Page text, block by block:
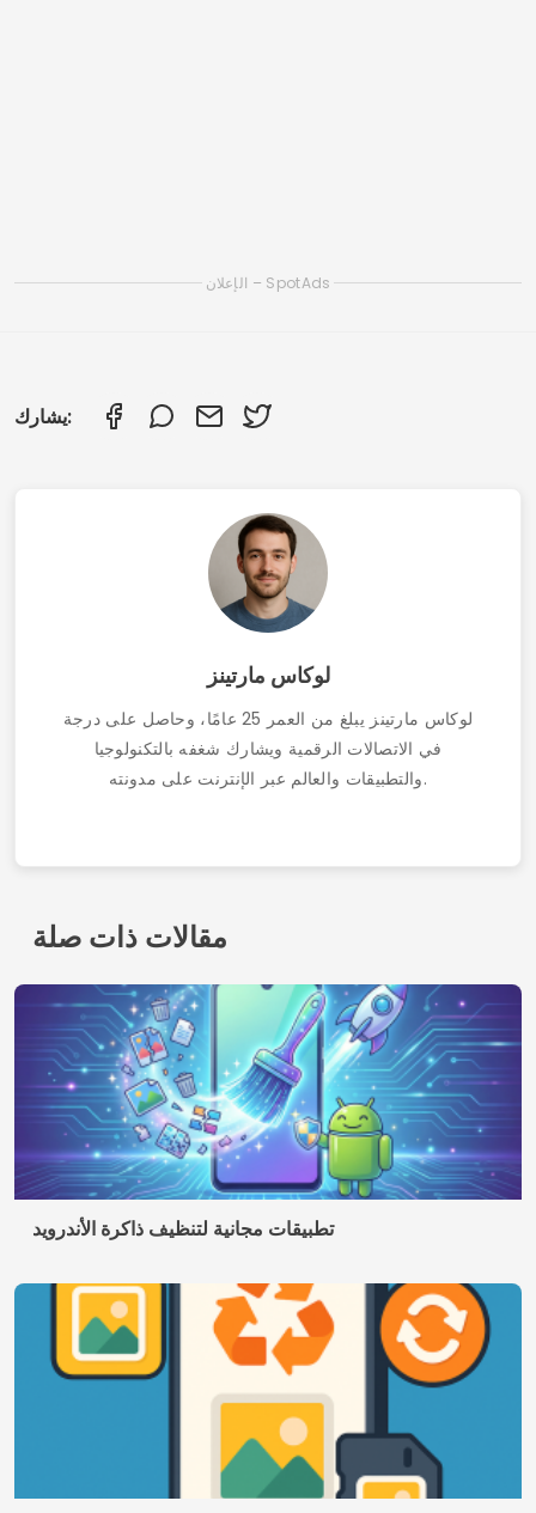
أفضل التطبيقات لاستعادة الصور المحذوفة (تم اختبارها
كيفية استعادة الصور المحذوفة من هاتفك المحمول خطوة
بخطوة (إنها تعمل حقًا!)
اتصال
من نحن
سياسة الخصوصية
شروط الاستخدام
© 2026 AppDigi